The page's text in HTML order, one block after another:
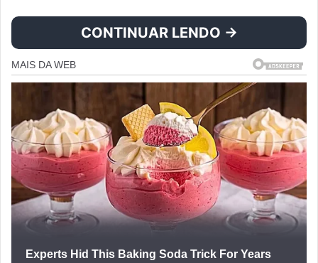
CONTINUAR LENDO →